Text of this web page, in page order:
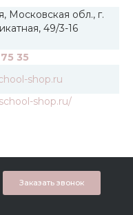
Московская обл., г.
49/3-16
35
shop.ru
shop.ru/
Заказать звонок